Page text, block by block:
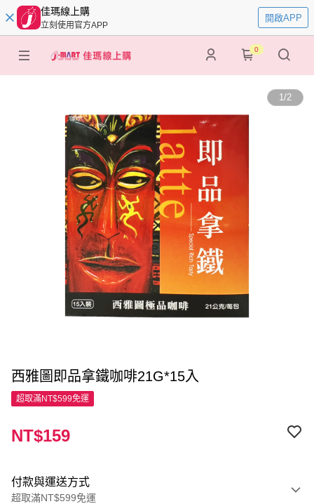
佳瑪線上購
立刻使用官方APP
開啟APP
0
1/2
西雅圖即品拿鐵咖啡21G*15入
超取滿NT$599免運
NT$159
付款與運送方式
超取滿NT$599免運